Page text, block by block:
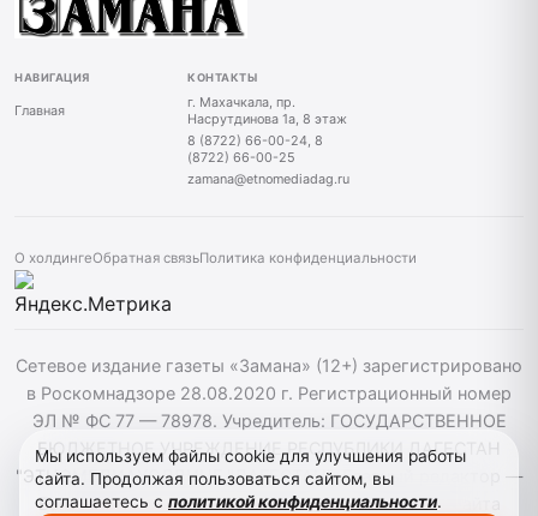
НАВИГАЦИЯ
Главная
КОНТАКТЫ
г. Махачкала, пр.
Насрутдинова 1а, 8 этаж
8 (8722) 66-00-24, 8
(8722) 66-00-25
zamana@etnomediadag.ru
О холдингеОбратная связьПолитика конфиденциальности
Сетевое издание газеты «Замана» (12+) зарегистрировано
в Роскомнадзоре 28.08.2020 г. Регистрационный номер
ЭЛ № ФС 77 — 78978. Учредитель: ГОСУДАРСТВЕННОЕ
БЮДЖЕТНОЕ УЧРЕЖДЕНИЕ РЕСПУБЛИКИ ДАГЕСТАН
"ЭТНОМЕДИАХОЛДИНГ "ДАГЕСТАН". Главный редактор —
Багомедов Р.Р. При использовании материалов сайта
Мы используем файлы cookie для улучшения работы
сайта. Продолжая пользоваться сайтом, вы
соглашаетесь с политикой конфиденциальности.